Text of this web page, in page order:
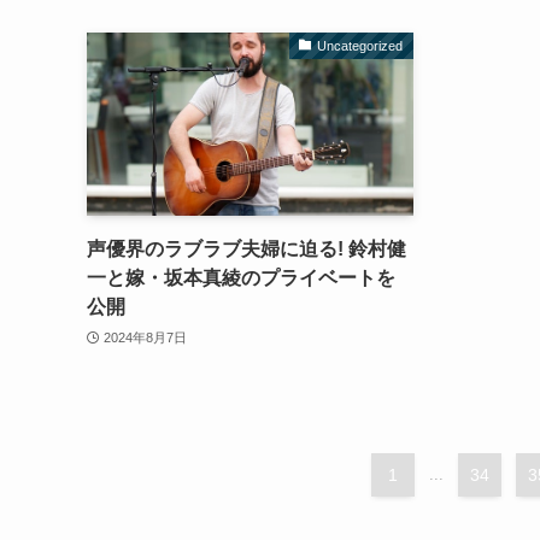
Uncategorized
声優界のラブラブ夫婦に迫る! 鈴村健
一と嫁・坂本真綾のプライベートを
公開
2024年8月7日
1 34